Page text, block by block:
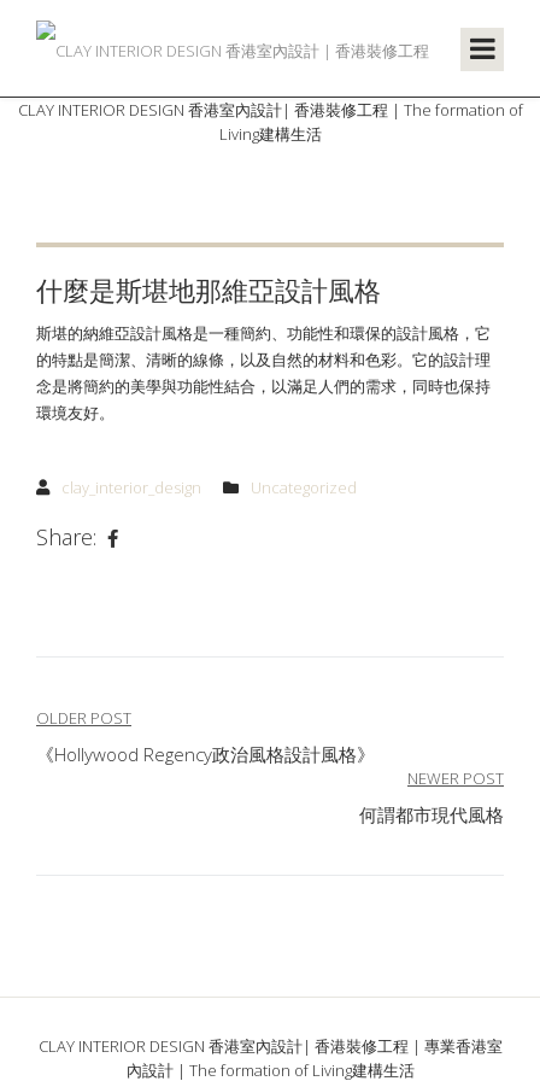
CLAY INTERIOR DESIGN 香港室內設計| 香港裝修工程 | The formation of
Living建構生活
什麼是斯堪地那維亞設計風格
斯堪的納維亞設計風格是一種簡約、功能性和環保的設計風格，它
的特點是簡潔、清晰的線條，以及自然的材料和色彩。它的設計理
念是將簡約的美學與功能性結合，以滿足人們的需求，同時也保持
環境友好。
clay_interior_design Uncategorized
Share:
文
章
OLDER POST
《Hollywood Regency政治風格設計風格》
NEWER POST
何謂都市現代風格
CLAY INTERIOR DESIGN 香港室內設計| 香港裝修工程 | 專業香港室
內設計 | The formation of Living建構生活